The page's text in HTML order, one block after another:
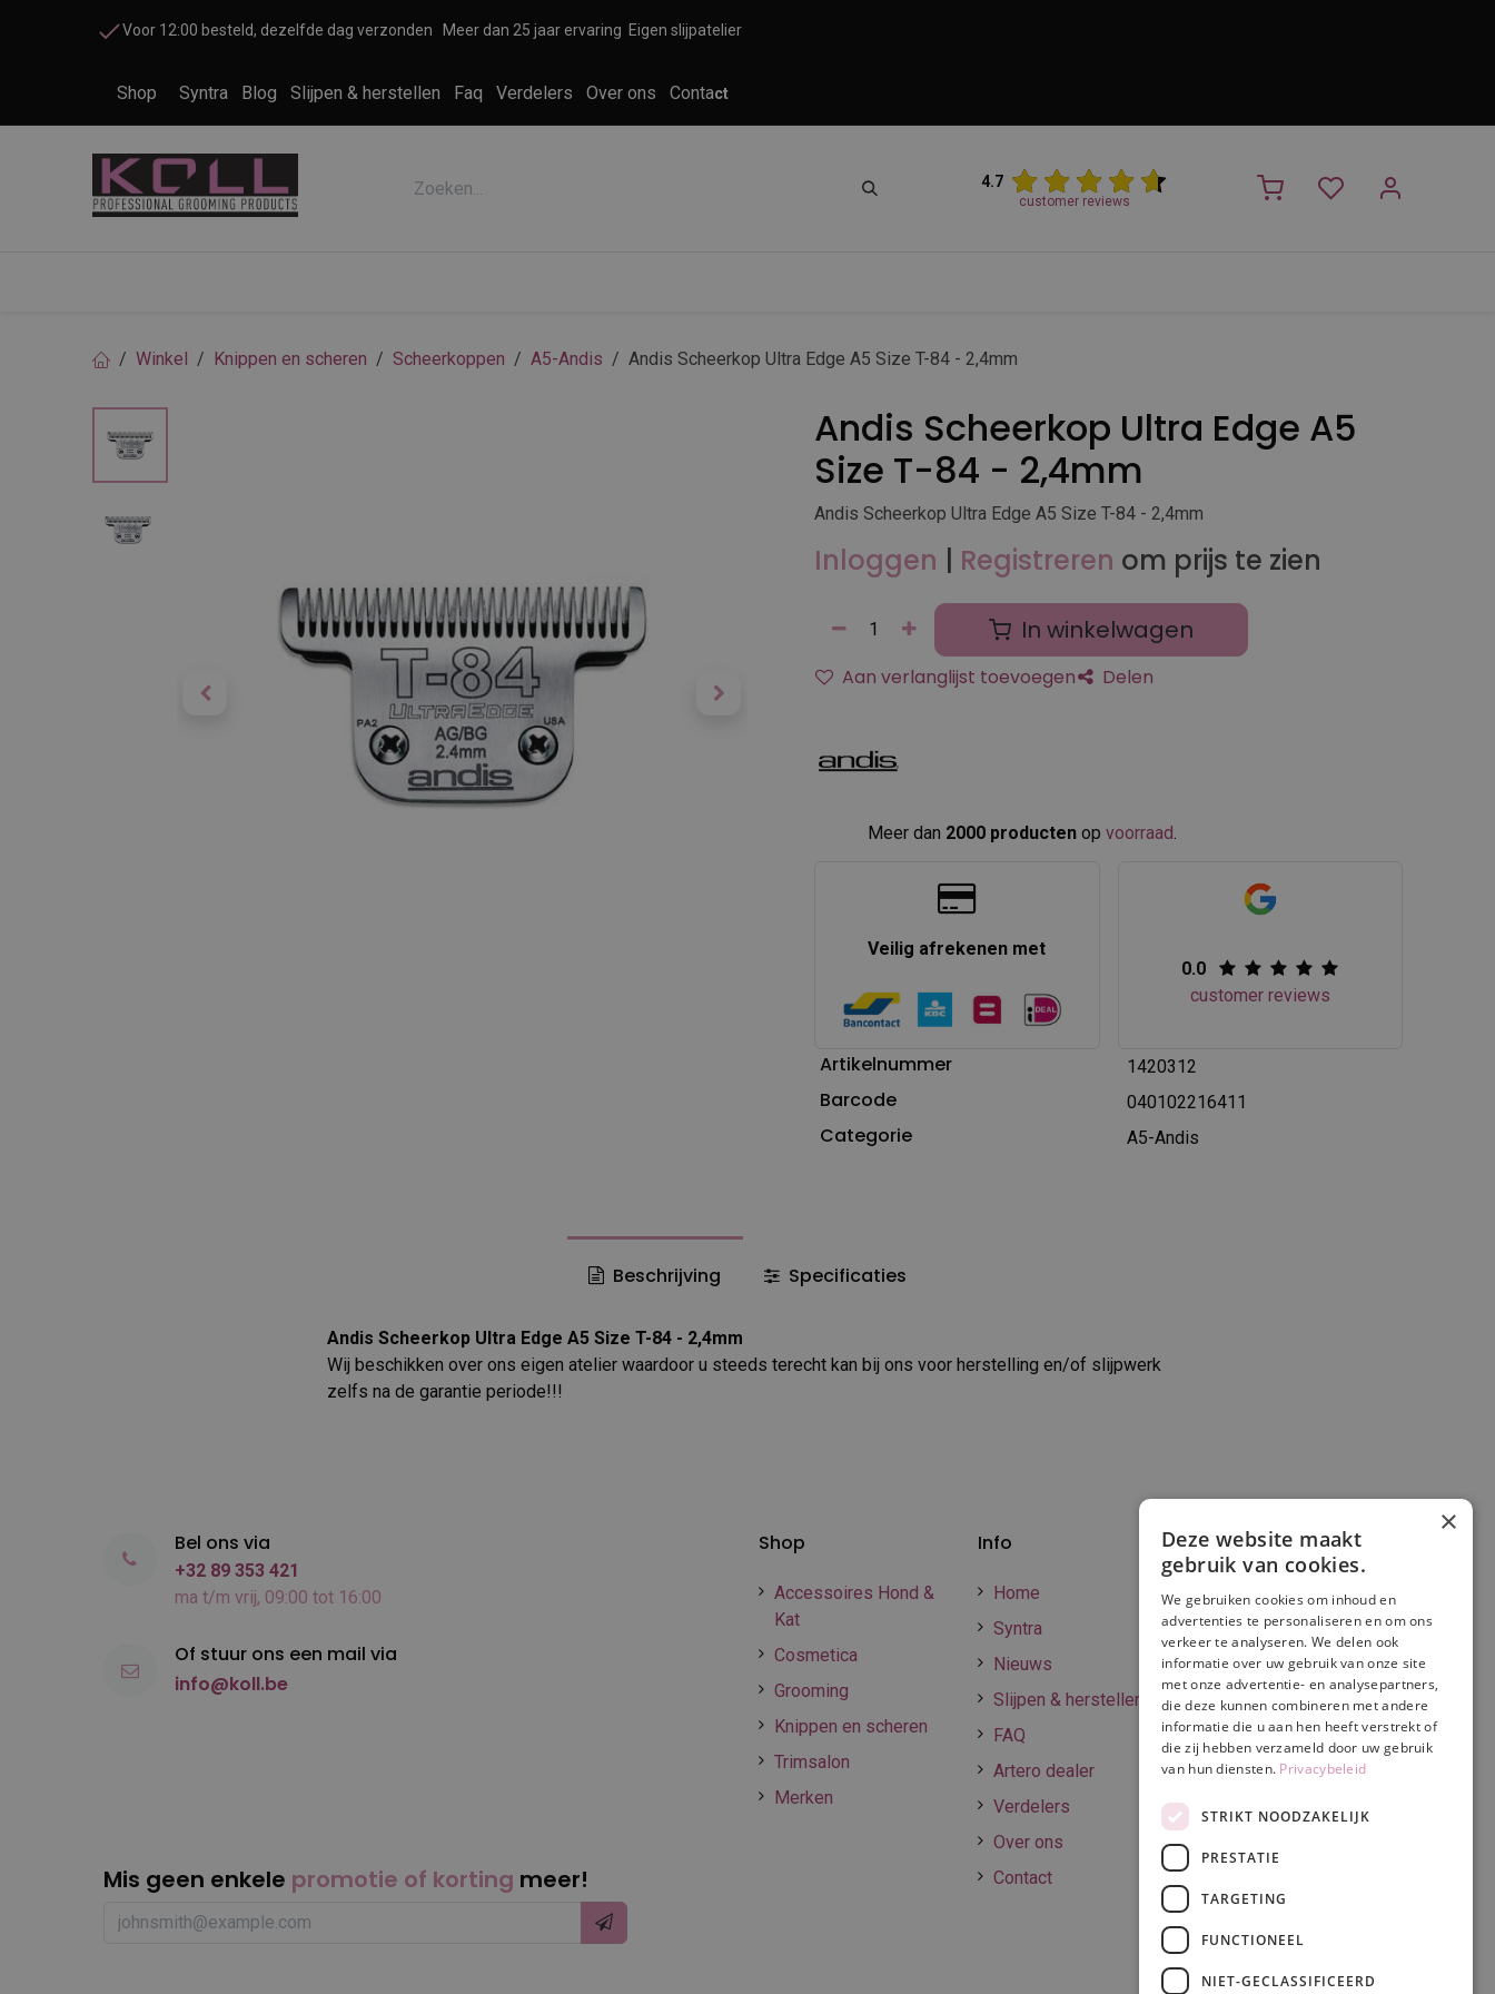
Voor 12:00 besteld, dezelfde dag verzonden Meer dan 25 jaar ervaring Eigen slijpatelier
Shop Syntra Blog Slijpen & herstellen Faq Verdelers Over ons Contact
4.7
customer reviews
Winkel Knippen en scheren Scheerkoppen A5-Andis Andis Scheerkop Ultra Edge A5 Size T-84 - 2,4mm
Andis Scheerkop Ultra Edge A5
Size T-84 - 2,4mm
Andis Scheerkop Ultra Edge A5 Size T-84 - 2,4mm
Inloggen | Registreren om prijs te zien
In winkelwagen
Aan verlanglijst toevoegen Delen
Meer dan 2000 producten op voorraad
Veilig afrekenen met
0.0
customer reviews
Artikelnummer 1420312
Barcode 040102216411
Categorie A5-Andis
Beschrijving Specificaties
Andis Scheerkop Ultra Edge A5 Size T-84 - 2,4mm
Wij beschikken over ons eigen atelier waardoor u steeds terecht kan bij ons voor herstelling en/of slijpwerk
zelfs na de garantie periode!!!
Info
Home
Syntra
Nieuws
Slijpen & herstellen
FAQ
Artero dealer
Verdelers
Over ons
Contact
Shop
Accessoires Hond &
Kat
Cosmetica
Grooming
Knippen en scheren
Trimsalon
Merken
Verzenden en
betalen
Online betalen
Retourneren
Algemene
voorwaarden
Privacy & Cookie
policy
Disclaimer
Mis geen enkele promotie of korting meer!
Bel ons via
+32 89 353 421
ma t/m vrij, 09:00 tot 16:00
Of stuur ons een mail via
info@koll.be
×
Deze website maakt
gebruik van cookies.
We gebruiken cookies om inhoud en
advertenties te personaliseren en om ons
verkeer te analyseren. We delen ook
informatie over uw gebruik van onze site
met onze advertentie- en analysepartners,
die deze kunnen combineren met andere
informatie die u aan hen heeft verstrekt of
die zij hebben verzameld door uw gebruik
van hun diensten. Privacybeleid
STRIKT NOODZAKELIJK
PRESTATIE
TARGETING
FUNCTIONEEL
NIET-GECLASSIFICEERD